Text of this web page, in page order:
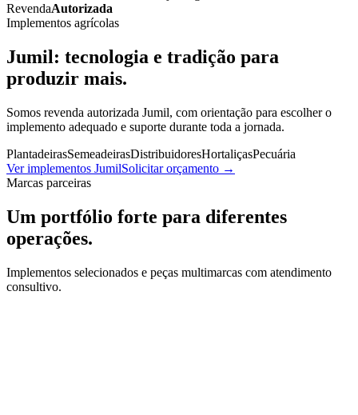
RevendaAutorizada
Implementos agrícolas
Jumil: tecnologia e tradição para
produzir mais.
Somos revenda autorizada Jumil, com orientação para escolher o
implemento adequado e suporte durante toda a jornada.
PlantadeirasSemeadeirasDistribuidoresHortaliçasPecuária
Ver implementos JumilSolicitar orçamento →
Marcas parceiras
Um portfólio forte para diferentes
operações.
Implementos selecionados e peças multimarcas com atendimento
consultivo.